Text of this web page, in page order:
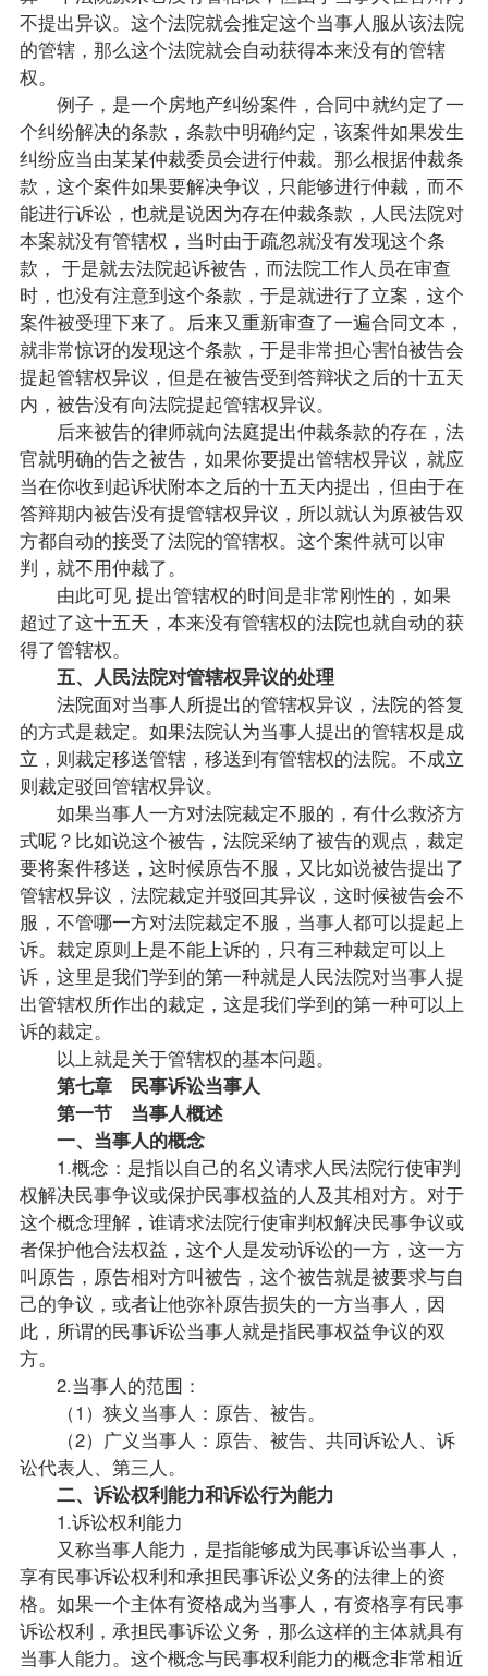
不提出异议。这个法院就会推定这个当事人服从该法院
的管辖，那么这个法院就会自动获得本来没有的管辖
权。
例子，是一个房地产纠纷案件，合同中就约定了一
个纠纷解决的条款，条款中明确约定，该案件如果发生
纠纷应当由某某仲裁委员会进行仲裁。那么根据仲裁条
款，这个案件如果要解决争议，只能够进行仲裁，而不
能进行诉讼，也就是说因为存在仲裁条款，人民法院对
本案就没有管辖权，当时由于疏忽就没有发现这个条
款， 于是就去法院起诉被告，而法院工作人员在审查
时，也没有注意到这个条款，于是就进行了立案，这个
案件被受理下来了。后来又重新审查了一遍合同文本，
就非常惊讶的发现这个条款，于是非常担心害怕被告会
提起管辖权异议，但是在被告受到答辩状之后的十五天
内，被告没有向法院提起管辖权异议。
后来被告的律师就向法庭提出仲裁条款的存在，法
官就明确的告之被告，如果你要提出管辖权异议，就应
当在你收到起诉状附本之后的十五天内提出，但由于在
答辩期内被告没有提管辖权异议，所以就认为原被告双
方都自动的接受了法院的管辖权。这个案件就可以审
判，就不用仲裁了。
由此可见 提出管辖权的时间是非常刚性的，如果
超过了这十五天，本来没有管辖权的法院也就自动的获
得了管辖权。
五、人民法院对管辖权异议的处理
法院面对当事人所提出的管辖权异议，法院的答复
的方式是裁定。如果法院认为当事人提出的管辖权是成
立，则裁定移送管辖，移送到有管辖权的法院。不成立
则裁定驳回管辖权异议。
如果当事人一方对法院裁定不服的，有什么救济方
式呢？比如说这个被告，法院采纳了被告的观点，裁定
要将案件移送，这时候原告不服，又比如说被告提出了
管辖权异议，法院裁定并驳回其异议，这时候被告会不
服，不管哪一方对法院裁定不服，当事人都可以提起上
诉。裁定原则上是不能上诉的，只有三种裁定可以上
诉，这里是我们学到的第一种就是人民法院对当事人提
出管辖权所作出的裁定，这是我们学到的第一种可以上
诉的裁定。
以上就是关于管辖权的基本问题。
第七章 民事诉讼当事人
第一节 当事人概述
一、当事人的概念
1.概念：是指以自己的名义请求人民法院行使审判
权解决民事争议或保护民事权益的人及其相对方。对于
这个概念理解，谁请求法院行使审判权解决民事争议或
者保护他合法权益，这个人是发动诉讼的一方，这一方
叫原告，原告相对方叫被告，这个被告就是被要求与自
己的争议，或者让他弥补原告损失的一方当事人，因
此，所谓的民事诉讼当事人就是指民事权益争议的双
方。
2.当事人的范围：
（1）狭义当事人：原告、被告。
（2）广义当事人：原告、被告、共同诉讼人、诉
讼代表人、第三人。
二、诉讼权利能力和诉讼行为能力
1.诉讼权利能力
又称当事人能力，是指能够成为民事诉讼当事人，
享有民事诉讼权利和承担民事诉讼义务的法律上的资
格。如果一个主体有资格成为当事人，有资格享有民事
诉讼权利，承担民事诉讼义务，那么这样的主体就具有
当事人能力。这个概念与民事权利能力的概念非常相近